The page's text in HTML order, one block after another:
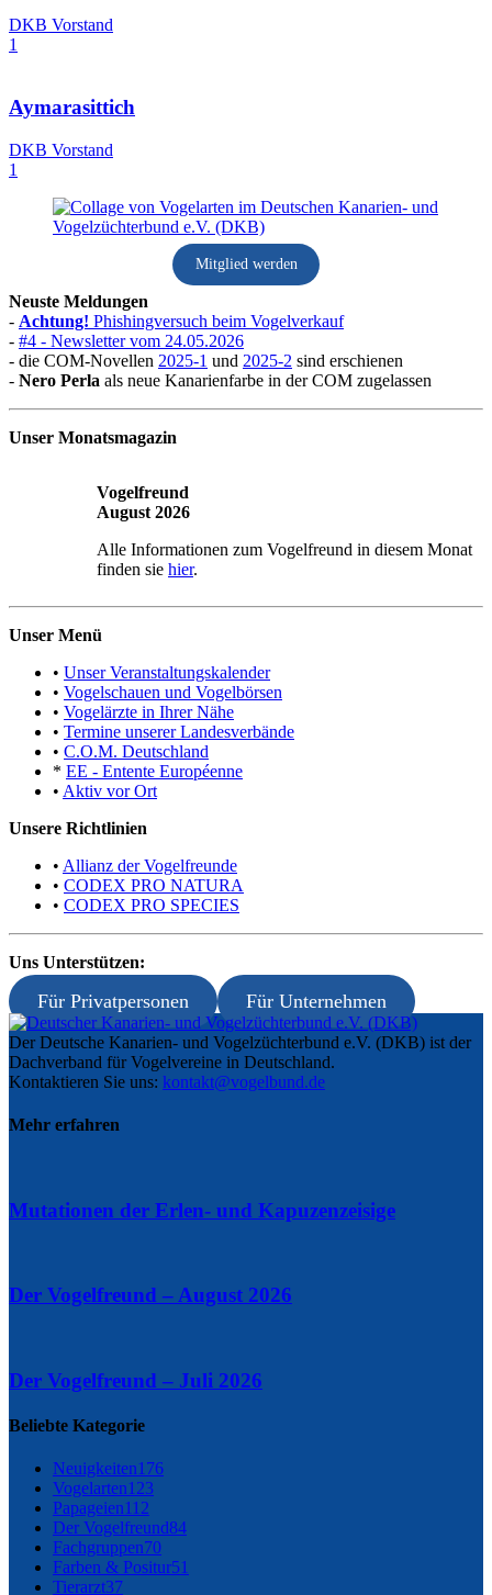
DKB Vorstand
1
Aymarasittich
DKB Vorstand
1
Mitglied werden
Neuste Meldungen
- Achtung! Phishingversuch beim Vogelverkauf
- #4 - Newsletter vom 24.05.2026
- die COM-Novellen 2025-1 und 2025-2 sind erschienen
- Nero Perla als neue Kanarienfarbe in der COM zugelassen
Unser Monatsmagazin
Vogelfreund
August 2026
Alle Informationen zum Vogelfreund in diesem Monat
finden sie hier.
Unser Menü
• Unser Veranstaltungskalender
• Vogelschauen und Vogelbörsen
• Vogelärzte in Ihrer Nähe
• Termine unserer Landesverbände
• C.O.M. Deutschland
* EE - Entente Européenne
• Aktiv vor Ort
Unsere Richtlinien
• Allianz der Vogelfreunde
• CODEX PRO NATURA
• CODEX PRO SPECIES
Uns Unterstützen:
Für Privatpersonen Für Unternehmen
Der Deutsche Kanarien- und Vogelzüchterbund e.V. (DKB) ist der
Dachverband für Vogelvereine in Deutschland.
Kontaktieren Sie uns: kontakt@vogelbund.de
Mehr erfahren
Mutationen der Erlen- und Kapuzenzeisige
Der Vogelfreund – August 2026
Der Vogelfreund – Juli 2026
Beliebte Kategorie
Neuigkeiten176
Vogelarten123
Papageien112
Der Vogelfreund84
Fachgruppen70
Farben & Positur51
Tierarzt37